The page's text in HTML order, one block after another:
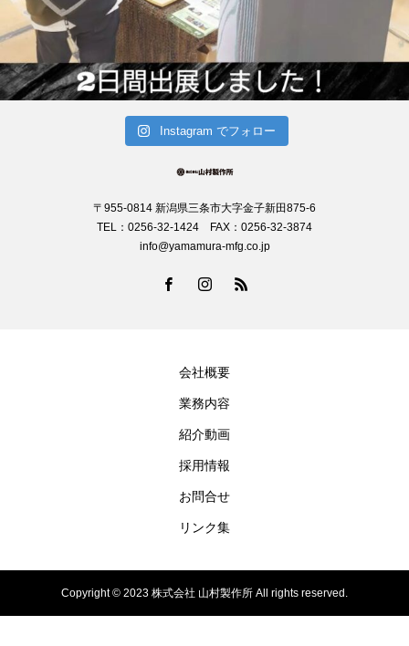
Instagram でフォロー
〒955-0814 新潟県三条市大字金子新田875-6
TEL：0256-32-1424 FAX：0256-32-3874
info@yamamura-mfg.co.jp
会社概要
業務内容
紹介動画
採用情報
お問合せ
リンク集
Copyright © 2023 株式会社 山村製作所 All rights reserved.